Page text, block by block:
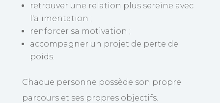
retrouver une relation plus sereine avec
l'alimentation ;
renforcer sa motivation ;
accompagner un projet de perte de
poids.
Chaque personne possède son propre
parcours et ses propres objectifs.